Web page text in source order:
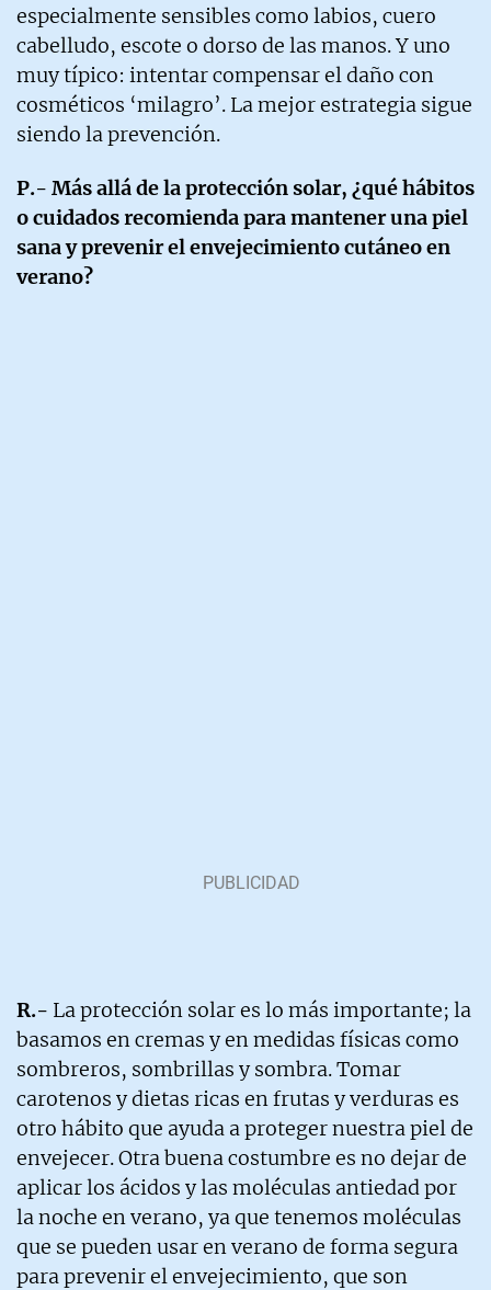
especialmente sensibles como labios, cuero
cabelludo, escote o dorso de las manos. Y uno
muy típico: intentar compensar el daño con
cosméticos ‘milagro’. La mejor estrategia sigue
siendo la prevención.
P.- Más allá de la protección solar, ¿qué hábitos
o cuidados recomienda para mantener una piel
sana y prevenir el envejecimiento cutáneo en
verano?
R.- La protección solar es lo más importante; la
basamos en cremas y en medidas físicas como
sombreros, sombrillas y sombra. Tomar
carotenos y dietas ricas en frutas y verduras es
otro hábito que ayuda a proteger nuestra piel de
envejecer. Otra buena costumbre es no dejar de
aplicar los ácidos y las moléculas antiedad por
la noche en verano, ya que tenemos moléculas
que se pueden usar en verano de forma segura
para prevenir el envejecimiento, que son